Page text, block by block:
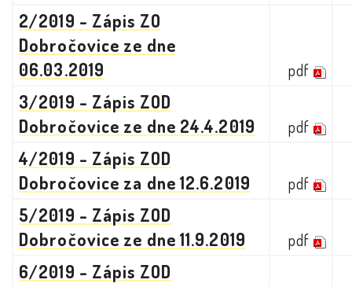
2/2019 - Zápis ZO
Dobročovice ze dne
06.03.2019
pdf
3/2019 - Zápis ZOD
Dobročovice ze dne 24.4.2019
pdf
4/2019 - Zápis ZOD
Dobročovice za dne 12.6.2019
pdf
5/2019 - Zápis ZOD
Dobročovice ze dne 11.9.2019
pdf
6/2019 - Zápis ZOD